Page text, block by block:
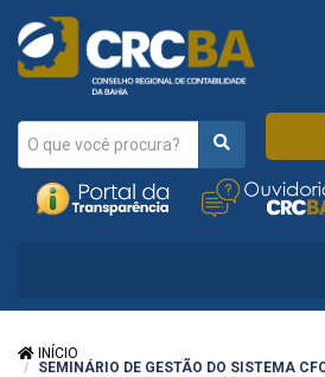
INÍCIO
SEMINÁRIO DE GESTÃO DO SISTEMA